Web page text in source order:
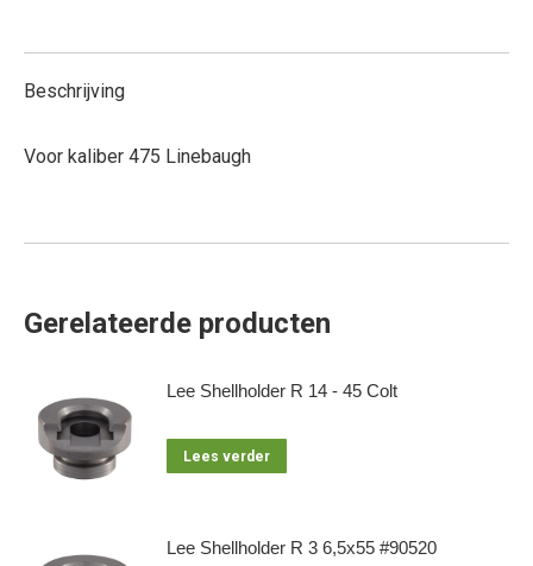
Beschrijving
Voor kaliber 475 Linebaugh
Gerelateerde producten
Lee Shellholder R 14 - 45 Colt
Lees verder
Lee Shellholder R 3 6,5x55 #90520